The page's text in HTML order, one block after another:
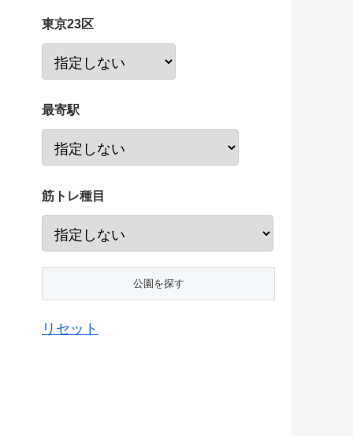
東京23区
最寄駅
筋トレ種目
リセット